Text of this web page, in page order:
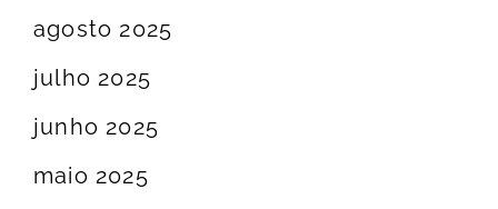
agosto 2025
julho 2025
junho 2025
maio 2025